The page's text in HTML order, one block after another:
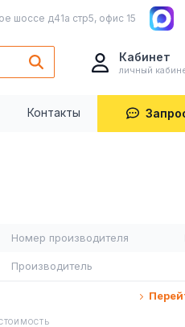
шоссе д41а стр5, офис 15
Кабинет
личный
Контакты
Номер производителя
Производитель